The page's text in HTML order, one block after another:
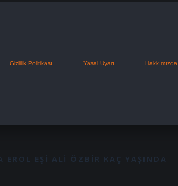
Gizlilik Politikası Yasal Uyarı Hakkımızda
EROL EŞI ALI ÖZBIR KAÇ YAŞINDA